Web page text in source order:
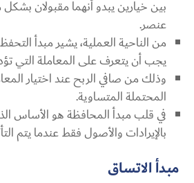
بين خيارين يبدو أنهما مقبولان بشكل
عنصر.
من الناحية العملية، يشير مبدأ
يجب أن يتعرف على المعاملة التي
وذلك من صافي الربح عند اختيار
المحتملة المتساوية.
في قلب مبدأ المحافظة هو الأساس
بالإيرادات والأصول فقط عندما يتم
مبدأ الاتساق